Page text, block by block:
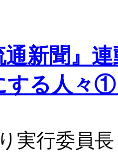
通新聞
する人
り実行委